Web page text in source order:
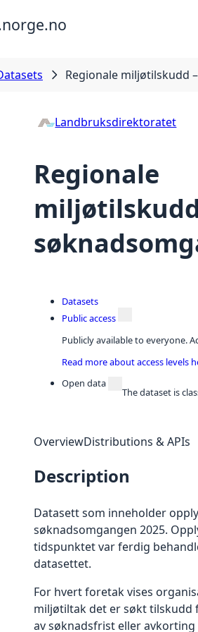
Regionale miljøtilskudd
Landbruksdirektoratet
Regionale
Datasets
Public access
Publicly available to everyone.
Read more about access levels
Open data
The dataset is
OverviewDistributions & APIs
Description
Datasett som inneholder
søknadsomgangen 2025.
tidspunktet var ferdig
datasettet.
For hvert foretak vises
miljøtiltak det er søkt tilskudd
av søknadsfrist eller